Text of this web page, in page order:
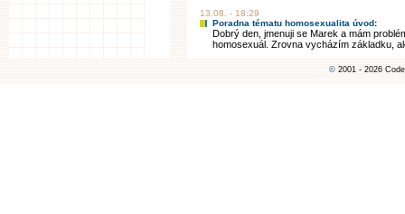
13.08. - 18:29
Poradna tématu homosexualita úvod:
Dobrý den, jmenuji se Marek a mám
homosexuál. Zrovna vycházím základku,
© 2001 - 2026